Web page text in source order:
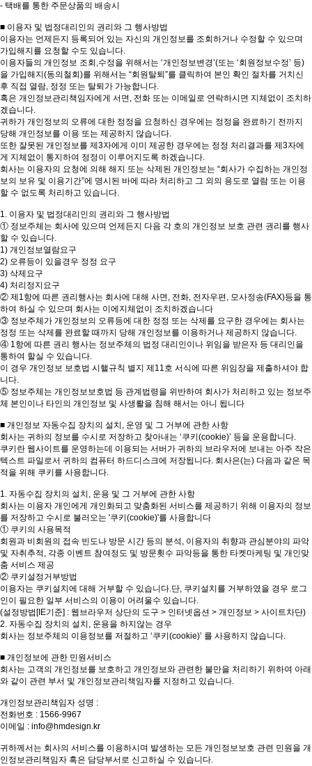
- 택배를 통한 주문상품의 배송시
■ 이용자 및 법정대리인의 권리와 그 행사방법
이용자는 언제든지 등록되어 있는 자신의 개인정보를 조회하거나 수정할 수 있으며
가입해지를 요청할 수도 있습니다.
이용자들의 개인정보 조회,수정을 위해서는 ‘개인정보변경’(또는 ‘회원정보수정’ 등)
을 가입해지(동의철회)를 위해서는 “회원탈퇴”를 클릭하여 본인 확인 절차를 거치신
후 직접 열람, 정정 또는 탈퇴가 가능합니다.
혹은 개인정보관리책임자에게 서면, 전화 또는 이메일로 연락하시면 지체없이 조치하
겠습니다.
귀하가 개인정보의 오류에 대한 정정을 요청하신 경우에는 정정을 완료하기 전까지
당해 개인정보를 이용 또는 제공하지 않습니다.
또한 잘못된 개인정보를 제3자에게 이미 제공한 경우에는 정정 처리결과를 제3자에
게 지체없이 통지하여 정정이 이루어지도록 하겠습니다.
회사는 이용자의 요청에 의해 해지 또는 삭제된 개인정보는 “회사가 수집하는 개인정
보의 보유 및 이용기간”에 명시된 바에 따라 처리하고 그 외의 용도로 열람 또는 이용
할 수 없도록 처리하고 있습니다.
1. 이용자 및 법정대리인의 권리와 그 행사방법
① 정보주체는 회사에 있으며 언제든지 다음 각 호의 개인정보 보호 관련 권리를 행사
할 수 있습니다.
1) 개인정보열람요구
2) 오류등이 있을경우 정정 요구
3) 삭제요구
4) 처리정지요구
② 제1항에 따른 권리행사는 회사에 대해 사면, 전화, 전자우편, 모사정송(FAX)등을 통
하여 하실 수 있으며 회사는 이에지체없이 조치하겠습니다
③ 정보주체가 개인정보의 오류등에 대한 정정 또는 삭제를 요구한 경우에는 회사는
정정 또는 삭제를 완료할 때까지 당해 개인정보를 이용하거나 제공하지 않습니다.
④ 1항에 따른 권리 행사는 정보주체의 법정 대리인이나 위임을 받은자 등 대리인을
통하여 할실 수 있습니다.
이 경우 개인정보 보호법 시핼규칙 별지 제11호 서식에 따른 위임장을 제출하셔야 합
니다.
⑤ 정보주체는 개인정보보호법 등 관계법령을 위반하여 회사가 처리하고 있는 정보주
체 본인이나 타인의 개인정보 및 사생뢀을 침해 해서는 아니 됩니다
■ 개인정보 자동수집 장치의 설치, 운영 및 그 거부에 관한 사항
회사는 귀하의 정보를 수시로 저장하고 찾아내는 ‘쿠키(cookie)’ 등을 운용합니다.
쿠키란 웹사이트를 운영하는데 이용되는 서버가 귀하의 브라우저에 보내는 아주 작은
텍스트 파일로서 귀하의 컴퓨터 하드디스크에 저장됩니다. 회사은(는) 다음과 같은 목
적을 위해 쿠키를 사용합니다.
1. 자동수집 장치의 설치, 운용 및 그 거부에 관한 사항
회사는 이용자 개인에게 개인화되고 맞춤화된 서비스를 제공하기 위해 이용자의 정보
를 저장하고 수시로 불러오는 '쿠키(cookie)'를 사용합니다
① 쿠키의 사용목적
회원과 비회원의 접속 빈도나 방문 시간 등의 분석, 이용자의 취향과 관심분야의 파악
및 자취추적, 각종 이벤트 참여정도 및 방문횟수 파악등을 통한 타켓마케팅 및 개인맞
춤 서비스 제공
② 쿠키설정거부방법
이용자는 쿠키설치에 대해 거부할 수 있습니다.단, 쿠키설치를 거부하였을 경우 로그
인이 필요한 일부 서비스의 이용이 어려울수 있습니다.
(설정방법[IE기준] : 웹브라우저 상단의 도구 > 인터넷옵션 > 개인정보 > 사이트차단)
2. 자동수집 장치의 설치, 운용을 하지않는 경우
회사는 정보주체의 이용정보를 저절하고 ‘쿠키(cookie)’ 를 사용하지 않습니다.
■ 개인정보에 관한 민원서비스
회사는 고객의 개인정보를 보호하고 개인정보와 관련한 불만을 처리하기 위하여 아래
와 같이 관련 부서 및 개인정보관리책임자를 지정하고 있습니다.
개인정보관리책임자 성명 :
전화번호 : 1566-9967
이메일 : info@hmdesign.kr
귀하께서는 회사의 서비스를 이용하시며 발생하는 모든 개인정보보호 관련 민원을 개
인정보관리책임자 혹은 담당부서로 신고하실 수 있습니다.